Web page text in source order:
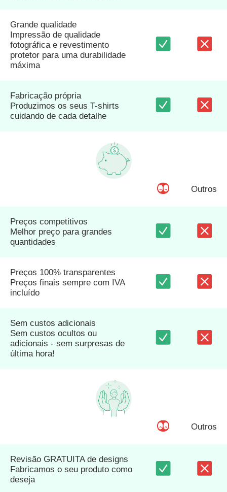
Grande qualidade
Impressão de qualidade
fotográfica e revestimento
protetor para uma durabilidade
máxima
Fabricação própria
Produzimos os seus T-shirts
cuidando de cada detalhe
Outros
Preços competitivos
Melhor preço para grandes
quantidades
Preços 100% transparentes
Preços finais sempre com IVA
incluído
Sem custos adicionais
Sem custos ocultos ou
adicionais - sem surpresas de
última hora!
Outros
Revisão GRATUITA de designs
Fabricamos o seu produto como
deseja